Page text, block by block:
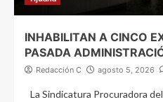
INHABILITAN A CINCO
PASADA
Redacción C agosto 5, 2026
La Sindicatura Procuradora